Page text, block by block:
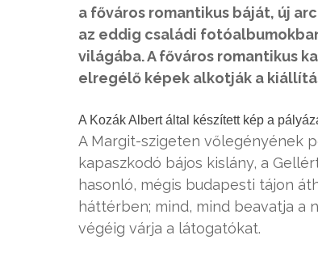
a főváros romantikus báját, új
az eddig családi
világába. A főváros romantikus
elregélő képek alkotják a
A Kozák Albert által készített kép a
A Margit-szigeten vőlegényének
kapaszkodó bájos kislány, a
hasonló, mégis budapesti tájon
háttérben; mind, mind beavatja a
végéig várja a látogatókat.